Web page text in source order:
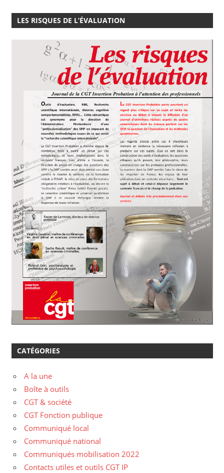
LES RISQUES DE L’ÉVALUATION
CATÉGORIES
A la une
Boîte à outils
CGT & société
CGT Fonction publique
Communiqué local
Communiqué national
Communiqués mobilisation 2022
Contacts utiles et outils CGT IP